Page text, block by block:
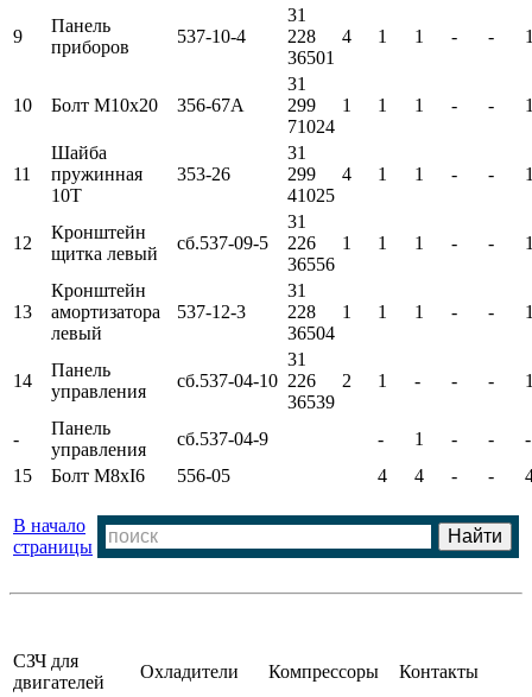
9
Панель
приборов
537-10-4
31
228
36501
4 1 1 - -
10 Болт М10х20 356-67A
31
299
71024
1 1 1 - -
11
Шайба
пружинная
10Т
353-26
31
299
41025
4 1 1 - -
12
Кронштейн
щитка левый
сб.537-09-5
31
226
36556
1 1 1 - -
13
Кронштейн
амортизатора
левый
537-12-3
31
228
36504
1 1 1 - -
14
Панель
управления
сб.537-04-10
31
226
36539
2 1 - - -
-
Панель
управления
сб.537-04-9 - 1 - -
-
15
Болт M8хI6 556-05 4 4 - -
В начало
страницы
СЗЧ для
двигателей
Охладители Компрессоры
Контакты